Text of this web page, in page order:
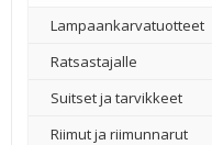
Lampaankarvatuotteet
Ratsastajalle
Suitset ja tarvikkeet
Riimut ja riimunnarut